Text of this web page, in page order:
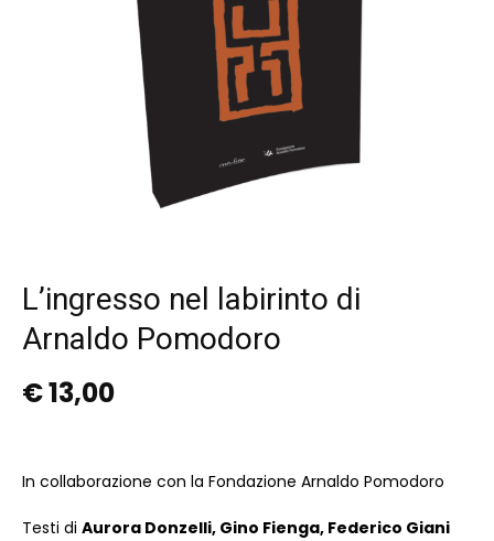
L’ingresso nel labirinto di
Arnaldo Pomodoro
€13,00
In collaborazione con la Fondazione Arnaldo Pomodoro
Testi di Aurora Donzelli, Gino Fienga, Federico Giani